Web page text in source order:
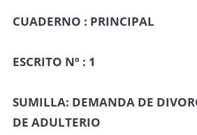
CUADERNO : PRINCIPAL
ESCRITO Nº : 1
SUMILLA: DEMANDA DE
DE ADULTERIO